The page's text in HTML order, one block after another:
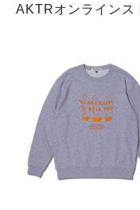
AKTRオンラインス